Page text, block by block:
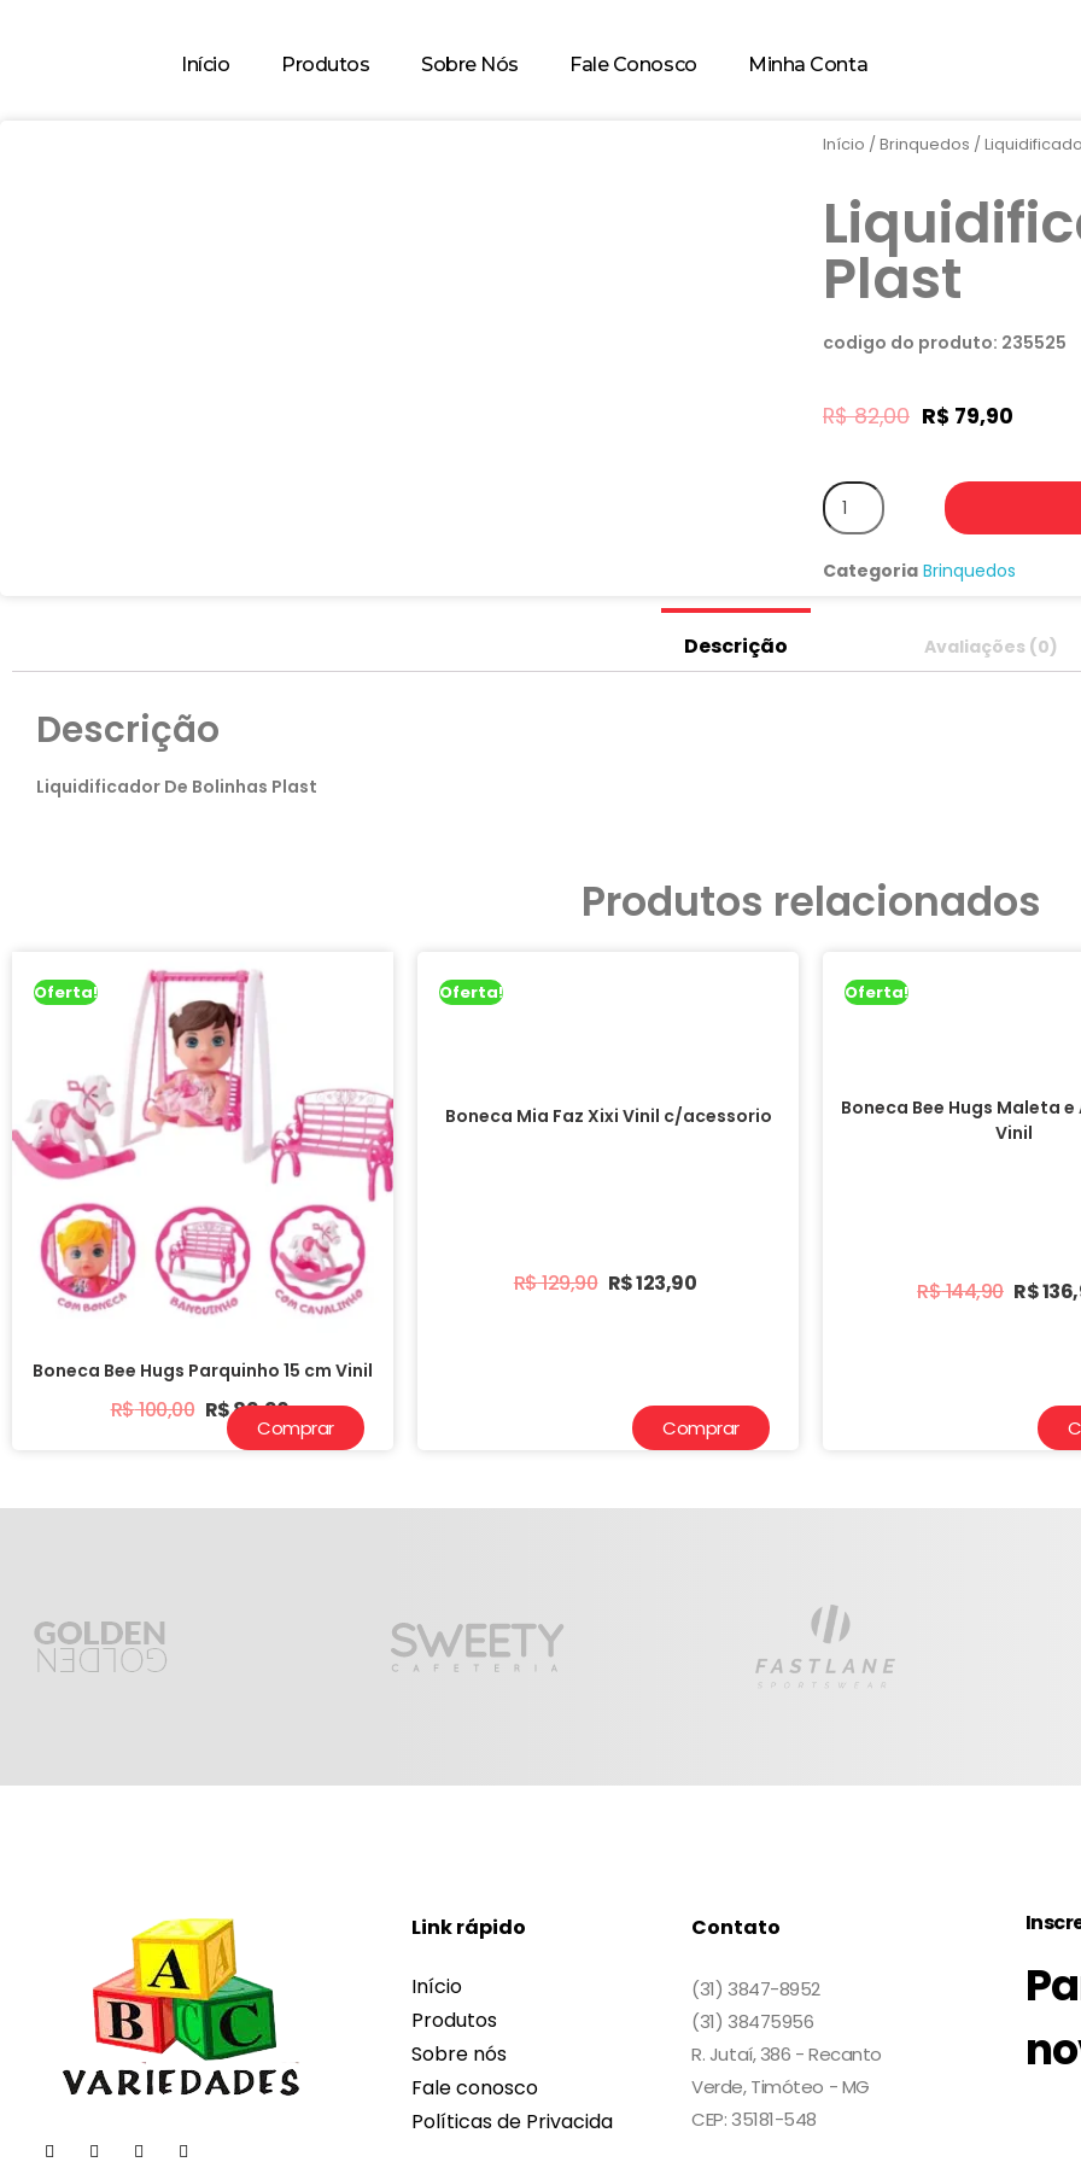
Início Produtos Sobre Nós Fale Conosco Minha Conta
Início /Brinquedos /
Plast
codigo do produto: 235525
R$82,00 R$ 79,90
Categoria Brinquedos
Descrição Avaliações (0)
Descrição
Liquidificador De Bolinhas Plast
Produtos relacionados
Oferta!
Boneca Bee Hugs Parquinho 15 cm Vinil
R$100,00 R$89,90
Oferta!
Boneca Mia Faz Xixi Vinil c/acessorio
R$129,90 R$123,90
Comprar
Oferta!
Boneca Bee Hugs Maleta
Vinil
R$144,90 R$
Comprar
Link rápido
Início
Produtos
Sobre nós
Fale conosco
Políticas de Privacida
Contato
(31) 3847-8952
(31) 38475956
R. Jutaí, 386 - Recanto
Verde, Timóteo - MG
CEP: 35181-548